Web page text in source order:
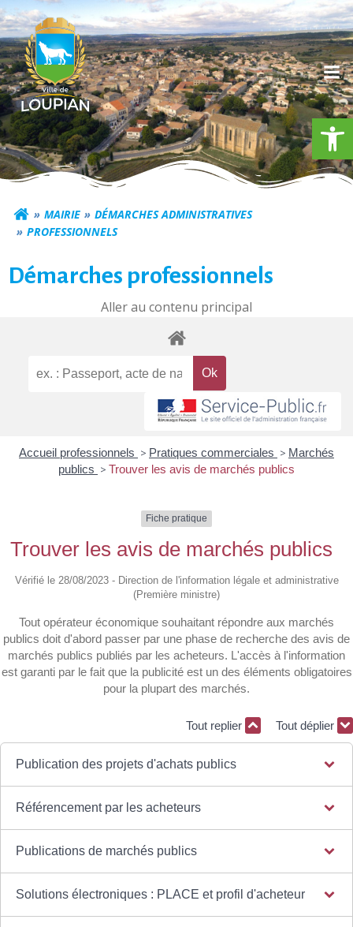
Aller
au
contenu
Commune de
MAIRIE
DÉMARCHES ADMINISTRATIVES
PROFESSIONNELS
Démarches professionnels
Aller au contenu principal
Accueil professionnels > Pratiques commerciales > Marchés
publics > Trouver les avis de marchés publics
Fiche pratique
Trouver les avis de marchés publics
Vérifié le 28/08/2023 - Direction de l'information légale et administrative
(Première ministre)
Tout opérateur économique souhaitant répondre aux marchés
publics doit d'abord passer par une phase de recherche des avis de
marchés publics publiés par les acheteurs. L'accès à l'information
est garanti par le fait que la publicité est un des éléments obligatoires
pour la plupart des marchés.
Tout replier Tout déplier
Publication des projets d'achats publics
Référencement par les acheteurs
Publications de marchés publics
Solutions électroniques : PLACE et profil d'acheteur